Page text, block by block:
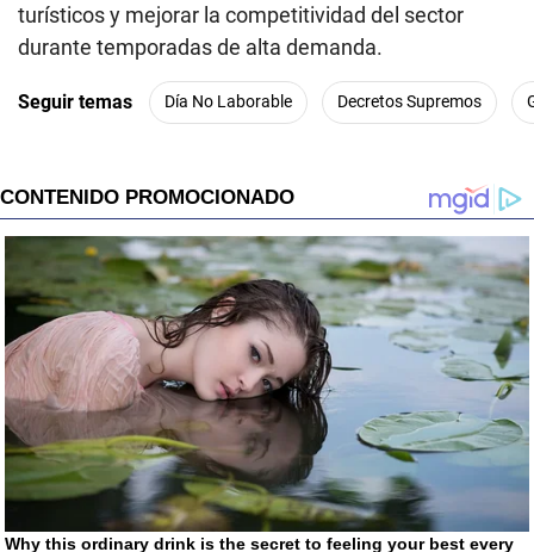
turísticos y mejorar la competitividad del sector
durante temporadas de alta demanda.
Seguir temas Día No Laborable Decretos Supremos